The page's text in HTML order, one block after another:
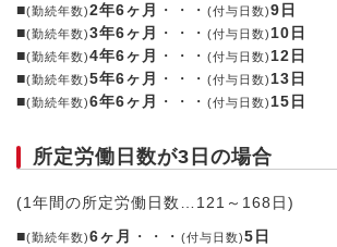
■(勤続年数)2年6ヶ月 ・・・ (付与日数)9日
■(勤続年数)3年6ヶ月 ・・・ (付与日数)10日
■(勤続年数)4年6ヶ月 ・・・ (付与日数)12日
■(勤続年数)5年6ヶ月 ・・・ (付与日数)13日
■(勤続年数)6年6ヶ月 ・・・ (付与日数)15日
所定労働日数が3日の場合
(1年間の所定労働日数…121～168日)
■(勤続年数)6ヶ月 ・・・ (付与日数)5日